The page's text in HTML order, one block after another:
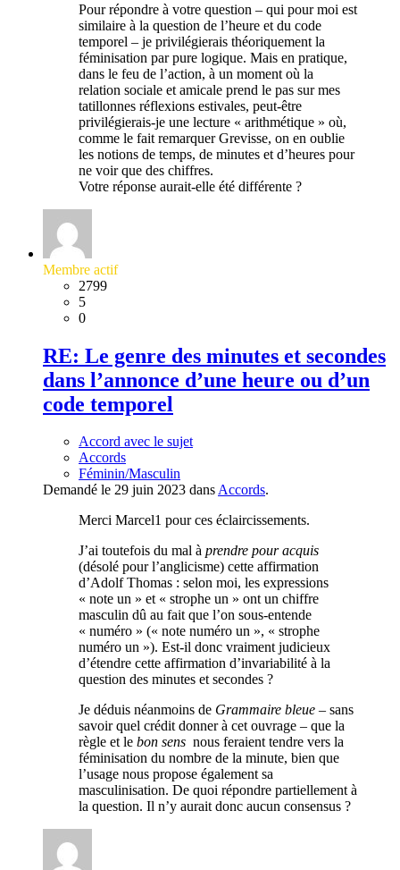
Pour répondre à votre question – qui pour moi est
similaire à la question de l’heure et du code
temporel – je privilégierais théoriquement la
féminisation par pure logique. Mais en pratique,
dans le feu de l’action, à un moment où la
relation sociale et amicale prend le pas sur mes
tatillonnes réflexions estivales, peut-être
privilégierais-je une lecture « arithmétique » où,
comme le fait remarquer Grevisse, on en oublie
les notions de temps, de minutes et d’heures pour
ne voir que des chiffres.
Votre réponse aurait-elle été différente ?
Membre actif
2799
5
0
RE: Le genre des minutes et secondes
dans l’annonce d’une heure ou d’un
code temporel
Accord avec le sujet
Accords
Féminin/Masculin
Demandé le 29 juin 2023 dansAccords.
Merci Marcel1 pour ces éclaircissements.
J’ai toutefois du mal à prendre pour acquis
(désolé pour l’anglicisme) cette affirmation
d’Adolf Thomas : selon moi, les expressions
« note un » et « strophe un » ont un chiffre
masculin dû au fait que l’on sous-entende
« numéro » (« note numéro un », « strophe
numéro un »). Est-il donc vraiment judicieux
d’étendre cette affirmation d’invariabilité à la
question des minutes et secondes ?
Je déduis néanmoins de Grammaire bleue – sans
savoir quel crédit donner à cet ouvrage – que la
règle et le bon sens nous feraient tendre vers la
féminisation du nombre de la minute, bien que
l’usage nous propose également sa
masculinisation. De quoi répondre partiellement à
la question. Il n’y aurait donc aucun consensus ?